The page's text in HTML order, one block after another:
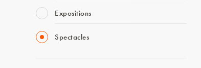
Expositions
Spectacles